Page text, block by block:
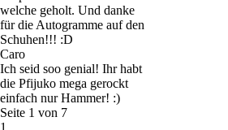
welche geholt. Und danke
für die Autogramme auf den
Schuhen!!! :D
Caro
Ich seid soo genial! Ihr habt
die Pfijuko mega gerockt
einfach nur Hammer! :)
Seite 1 von 7
1